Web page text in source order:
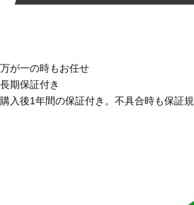
万が一の時もお任せ
長期保証付き
購入後1年間の保証付き。不具合時も保証